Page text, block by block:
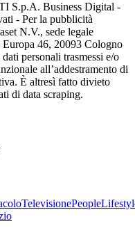
S.p.A. Business Digital -
- Per la pubblicità
N.V., sede legale
46, 20093 Cologno
personali trasmessi e/o
all’addestramento di
È altresì fatto divieto
di data scraping.
TelevisionePeople